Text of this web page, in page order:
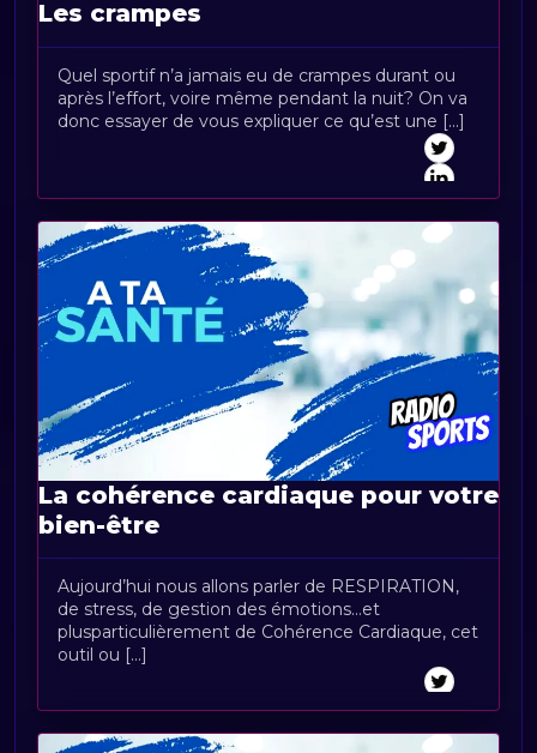
Les crampes
Quel sportif n’a jamais eu de crampes durant ou
après l’effort, voire même pendant la nuit? On va
donc essayer de vous expliquer ce qu’est une [...]
La cohérence cardiaque pour votre
bien-être
Aujourd’hui nous allons parler de RESPIRATION,
de stress, de gestion des émotions…et
plusparticulièrement de Cohérence Cardiaque, cet
outil ou [...]